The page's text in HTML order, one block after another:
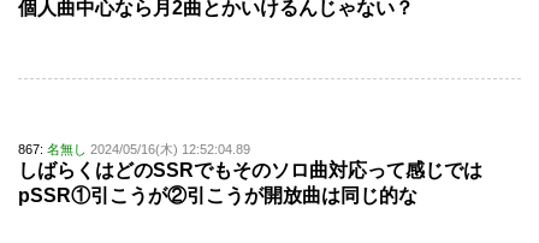
個人曲中心なら月2曲とかいけるんじゃない？
867: 名無し 2024/05/16(木) 12:52:04.89
しばらくはどのSSRでもそのソロ曲対応って感じでは
pSSR①引こうが②引こうが開放曲は同じ的な